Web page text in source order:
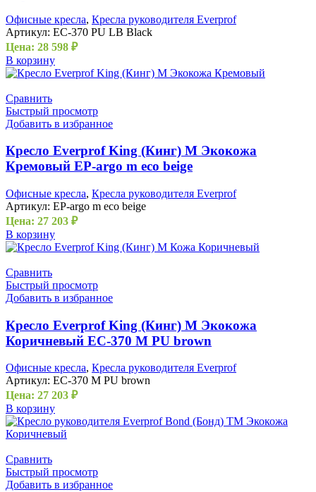
Офисные кресла, Кресла руководителя Everprof
Артикул: EC-370 PU LB Black
Цена: 28 598 ₽
В корзину
Сравнить
Быстрый просмотр
Добавить в избранное
Кресло Everprof King (Кинг) M Экокожа
Кремовый EP-argo m eco beige
Офисные кресла, Кресла руководителя Everprof
Артикул: EP-argo m eco beige
Цена: 27 203 ₽
В корзину
Сравнить
Быстрый просмотр
Добавить в избранное
Кресло Everprof King (Кинг) M Экокожа
Коричневый EC-370 M PU brown
Офисные кресла, Кресла руководителя Everprof
Артикул: EC-370 M PU brown
Цена: 27 203 ₽
В корзину
Сравнить
Быстрый просмотр
Добавить в избранное